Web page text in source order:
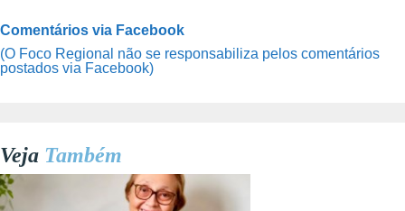
Comentários via Facebook
(O Foco Regional não se responsabiliza pelos comentários
postados via Facebook)
Veja Também